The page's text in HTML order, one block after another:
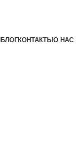
БЛОГКОНТАКТЫ О НАС